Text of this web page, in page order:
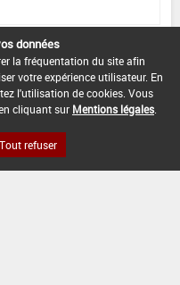
données
la fréquentation du site afin
votre expérience utilisateur. En
l'utilisation de cookies. Vous
cliquant sur Mentions légales
Tout refuser